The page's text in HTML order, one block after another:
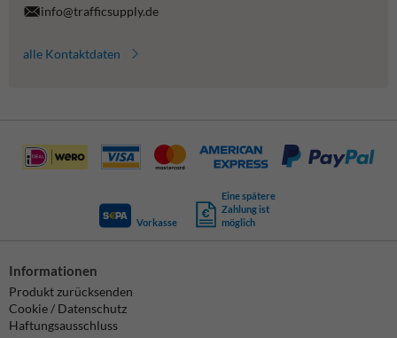
info@trafficsupply.de
alle Kontaktdaten
Vorkasse
Eine spätere
Zahlung ist
möglich
Informationen
Produkt zurücksenden
Cookie / Datenschutz
Haftungsausschluss